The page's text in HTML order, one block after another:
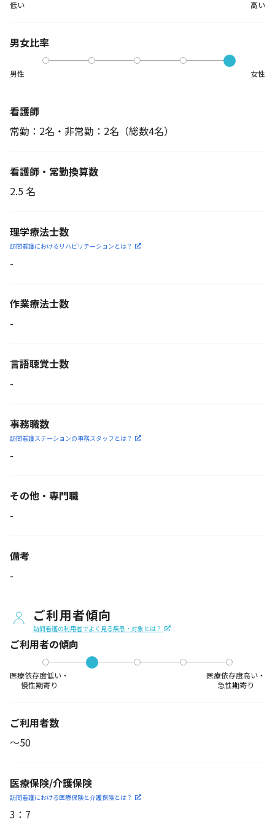
低い 高い
男女比率
男性 女性
看護師
常勤：2名・非常勤：2名 （総数4名）
看護師・常勤換算数
2.5 名
理学療法士数
訪問看護におけるリハビリ テーションとは？
-
作業療法士数
-
言語聴覚士数
-
事務職数
訪問看護ステーションの事務スタッフとは？
-
その他・専門職
-
備考
-
ご利用者傾向
訪問看護の利用者でよく見る疾患・対象とは？
ご利用者の傾向
医療依存度低い・
慢性期寄り
医療依存度高い・
急性期寄り
ご利用者数
〜50
医療保険/介護保険
訪問看護における医療保険と介護保険とは？
3 ： 7